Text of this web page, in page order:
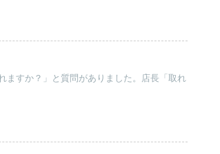
ますか？」と質問がありました。店長「取れ